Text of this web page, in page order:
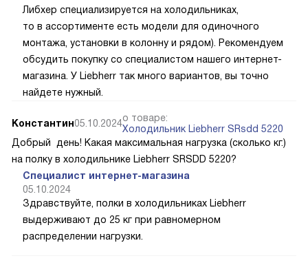
Либхер специализируется на холодильниках,
то в ассортименте есть модели для одиночного
монтажа, установки в колонну и рядом). Рекомендуем
обсудить покупку со специалистом нашего интернет-
магазина. У Liebherr так много вариантов, вы точно
найдете нужный.
Константин05.10.2024о товаре:
Холодильник Liebherr SRsdd 5220
Добрый день! Какая максимальная нагрузка (сколько кг.)
на полку в холодильнике Liebherr SRSDD 5220?
Специалист интернет-магазина
05.10.2024
Здравствуйте, полки в холодильниках Liebherr
выдерживают до 25 кг при равномерном
распределении нагрузки.